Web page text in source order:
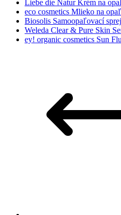
Liebe die Natur Krém na
eco cosmetics Mlieko na
Biosolis Samoopaľovací sprej
Weleda Clear & Pure Skin
ey! organic cosmetics Sun